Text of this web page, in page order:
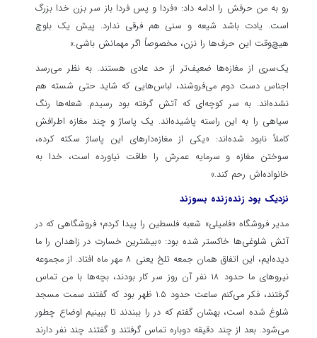
رو به من حرفش را ادامه داد: «فردا و پس فردا باز سر بزن خدا بزرگ
است. یادت باشد شیعه و سنی هم فرقی ندارد. پیش یک بلوچ
هیچ‌وقت این حرف‌ها را نزن، مخصوصاً اگر مهمانش باشی.»
یک‌سری از مغازه‌ها ضعیف‌تر از حد عادی هستند. به نظر می‌رسد
اجناس دست دوم می‌فروشند، لباس‌هایی که شاید حتی شسته هم
نشده‌اند. به سر کوچه‌ای که آتش گرفته بود رسیدم. شعله‌ها رنگ
سیاهی را به این راسته پاشیده‌اند. یک پاساژ و چند مغازه اطرافش
کاملاً نابود شده‌اند: «یکی از مغازه‌دارهای این پاساژ سکته کرده،
سوختن مغازه و سرمایه عمرش را طاقت نیاورده است، خدا به
خانواده‌اش رحم کند.»
نزدیک بود زنده‌زنده بسوزند
مدیر فروشگاه «فامیلی» شعبه فلسطین را پیدا کردم؛ فروشگاهی که در
آتش شلوغی‌ها خاکستر شده بود: «بیشترین خسارت در زاهدان را ما
دیده‌ایم، این اتفاق همان جمعه تلخ یعنی ۸ مهر ماه افتاد. از مجموعه
نیروهای ما حدود ۱۸ نفر آن روز سر کار بودند، بچه‌ها با من تماس
گرفتند، فکر می‌کنم ساعت حدود ۱.۵ ظهر بود که گفتند سمت مسجد
شلوغ شده است، بهشان گفتم که در را ببندند تا ببینیم اوضاع چطور
می‌شود. بعد از چند دقیقه دوباره تماس گرفتند و گفتند چند نفر دارند